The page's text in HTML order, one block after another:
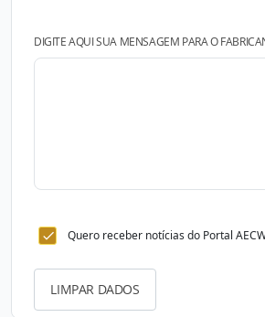
DIGITE AQUI SUA MENSAGEM PARA O
Quero receber notícias do Portal
LIMPAR DADOS